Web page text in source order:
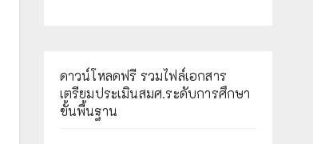
ดาวน์โหลดฟรี รวมไฟล์เอกสาร
เตรียมประเมินสมศ.ระดับการศึกษา
ขั้นพื้นฐาน